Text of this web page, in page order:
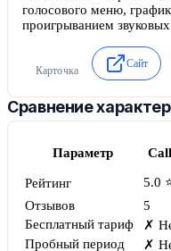
голосового меню,
проигрыванием
до 100 внутренних
Карточка
Сайт
Сравнение
Параметр
Рейтинг
5.0
Отзывов
5
Бесплатный тариф
✗
Пробный период
✗